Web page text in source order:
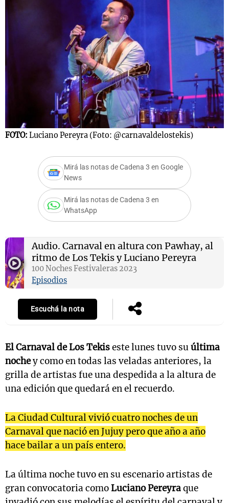
FOTO: Luciano Pereyra (Foto: @carnavaldelostekis)
Mirá las notas de Cadena 3 en Google
News
Mirá las notas de Cadena 3 en
WhatsApp
Audio. Carnaval en altura con Pawhay, al
ritmo de Los Tekis y Luciano Pereyra
100 Noches Festivaleras 2023
Episodios
Escuchá la nota
El Carnaval de Los Tekiseste lunes tuvo suúltima
nochey como en todas las veladas anteriores, la
grilla de artistas fue una despedida a la altura de
una edición que quedará en el recuerdo.
La Ciudad Cultural vivió cuatro noches de un
Carnaval que nació en Jujuy pero que año a año
hace bailar a un país entero.
La última noche tuvo en su escenario artistas de
gran convocatoria comoLuciano Pereyraque
Notas
Mundial 2026
Notas
La Sole en
Cadena 3